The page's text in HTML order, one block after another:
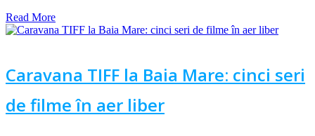
Read More
Caravana TIFF la Baia Mare: cinci seri
de filme în aer liber